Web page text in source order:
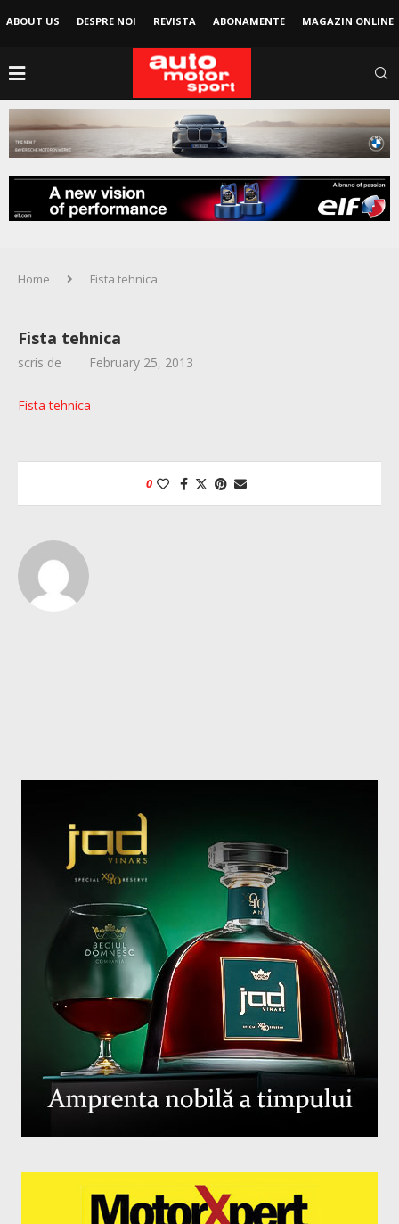
ABOUT US DESPRE NOI REVISTA ABONAMENTE MAGAZIN ONLINE
Home Fista tehnica
Fista tehnica
scris de February 25, 2013
Fista tehnica
0